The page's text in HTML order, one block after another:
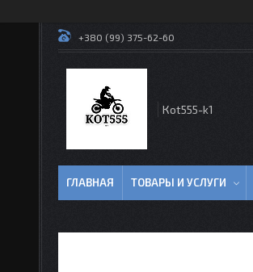
+380 (99) 375-62-60
Кot555-k1
ГЛАВНАЯ ТОВАРЫ И УСЛУГИ